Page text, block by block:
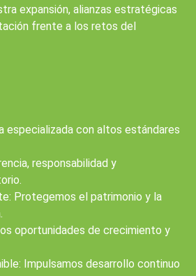
expansión, alianzas estratégicas
frente a los retos del
especializada con altos estándares
responsabilidad y
Protegemos el patrimonio y la
oportunidades de crecimiento y
Impulsamos desarrollo continuo